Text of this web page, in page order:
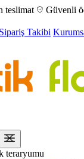
teslimat Güvenli
Sipariş Takibi
teraryumu